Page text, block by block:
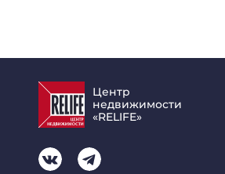
Центр
недвижимости
«RELIFE»